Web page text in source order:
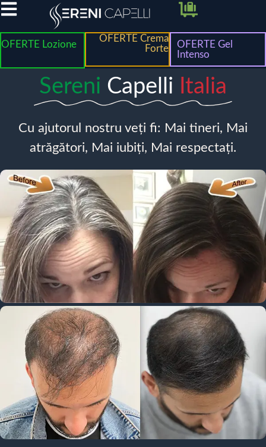
OFERTE Lozione
OFERTE Crema
Forte
OFERTE Gel
Intenso
Sereni Capelli Italia
Cu ajutorul nostru veți fi: Mai tineri, Mai
atrăgători, Mai iubiți, Mai respectați.